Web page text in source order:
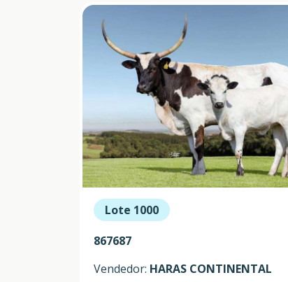
Lote 1000
867687
Vendedor: HARAS CONTINENTAL